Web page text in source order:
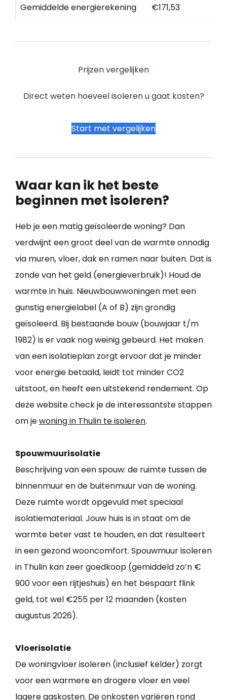
Gemiddelde energierekening €171,53
Prijzen vergelijken
Direct weten hoeveel isoleren u gaat kosten?
Start met vergelijken
Waar kan ik het beste
beginnen met isoleren?
Heb je een matig geïsoleerde woning? Dan
verdwijnt een groot deel van de warmte onnodig
via muren, vloer, dak en ramen naar buiten. Dat is
zonde van het geld (energieverbruik)! Houd de
warmte in huis. Nieuwbouwwoningen met een
gunstig energielabel (A of B) zijn grondig
geïsoleerd. Bij bestaande bouw (bouwjaar t/m
1982) is er vaak nog weinig gebeurd. Het maken
van een isolatieplan zorgt ervoor dat je minder
voor energie betaald, leidt tot minder CO2
uitstoot, en heeft een uitstekend rendement. Op
deze website check je de interessantste stappen
om jewoning in Thulin te isoleren.
Spouwmuurisolatie
Beschrijving van een spouw: de ruimte tussen de
binnenmuur en de buitenmuur van de woning.
Deze ruimte wordt opgevuld met speciaal
isolatiemateriaal. Jouw huis is in staat om de
warmte beter vast te houden, en dat resulteert
in een gezond wooncomfort. Spouwmuur isoleren
in Thulin kan zeer goedkoop (gemiddeld zo’n €
900 voor een rijtjeshuis) en het bespaart flink
geld, tot wel €255 per 12 maanden (kosten
augustus 2026).
Vloerisolatie
De woningvloer isoleren (inclusief kelder) zorgt
voor een warmere en drogere vloer en veel
lagere gaskosten. De onkosten variëren rond